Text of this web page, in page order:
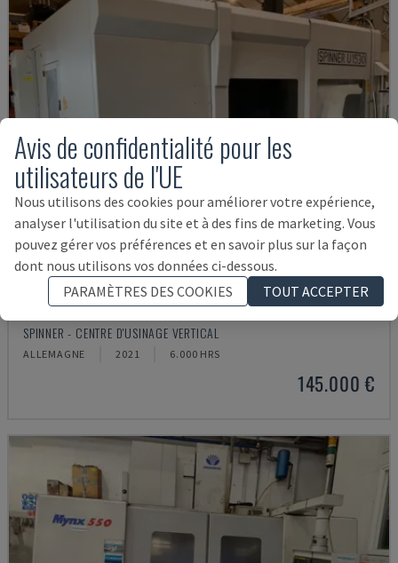
U5-1530
SPINNER - CENTRE D'USINAGE VERTICAL
ALLEMAGNE 2021 6.000 HRS
145.000 €
Avis de confidentialité pour les
utilisateurs de l'UE
Nous utilisons des cookies pour améliorer votre expérience,
analyser l'utilisation du site et à des fins de marketing. Vous
pouvez gérer vos préférences et en savoir plus sur la façon
dont nous utilisons vos données ci-dessous.
PARAMÈTRES DES COOKIES
TOUT ACCEPTER